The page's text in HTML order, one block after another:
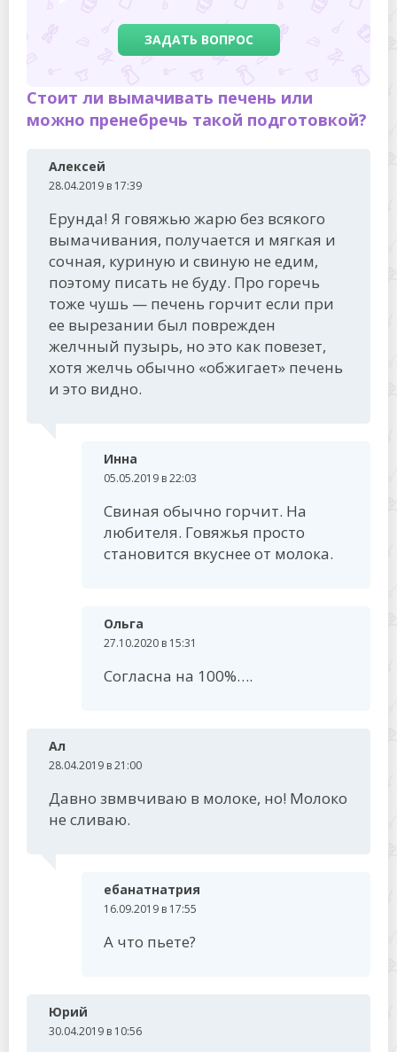
ЗАДАТЬ ВОПРОС
Стоит ли вымачивать печень или
можно пренебречь такой подготовкой?
Алексей
28.04.2019 в 17:39
Ерунда! Я говяжью жарю без всякого
вымачивания, получается и мягкая и
сочная, куриную и свиную не едим,
поэтому писать не буду. Про горечь
тоже чушь — печень горчит если при
ее вырезании был поврежден
желчный пузырь, но это как повезет,
хотя желчь обычно «обжигает» печень
и это видно.
Инна
05.05.2019 в 22:03
Свиная обычно горчит. На
любителя. Говяжья просто
становится вкуснее от молока.
Ольга
27.10.2020 в 15:31
Согласна на 100%….
Ал
28.04.2019 в 21:00
Давно звмвчиваю в молоке, но! Молоко
не сливаю.
ебанатнатрия
16.09.2019 в 17:55
А что пьете?
Юрий
30.04.2019 в 10:56